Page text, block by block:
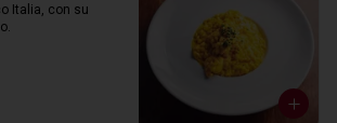
Italia, con su